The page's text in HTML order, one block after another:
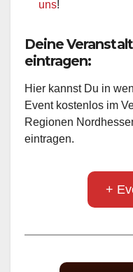
uns!
Deine
eintragen:
Hier kannst Du in
Event kostenlos im
Regionen
eintragen.
+